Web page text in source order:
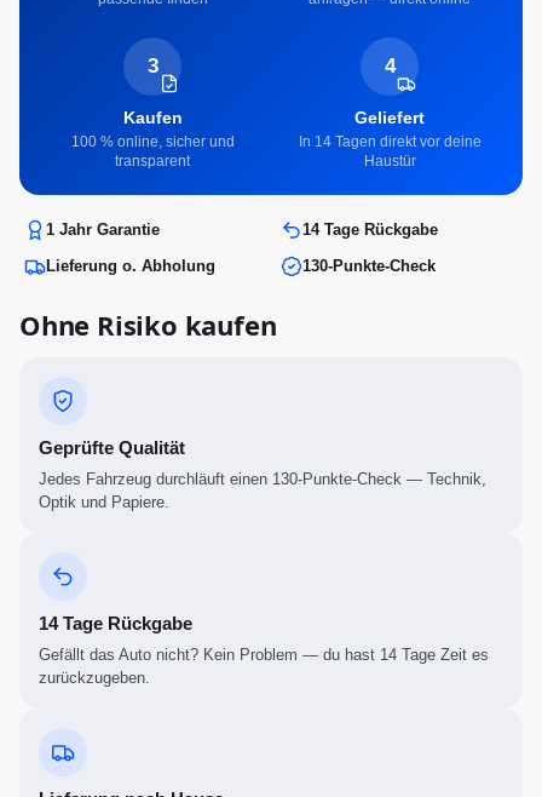
3
Kaufen
100 % online, sicher und
transparent
4
Geliefert
In 14 Tagen direkt vor deine
Haustür
1 Jahr Garantie
14 Tage Rückgabe
Lieferung o. Abholung
130-Punkte-Check
Ohne Risiko kaufen
Geprüfte Qualität
Jedes Fahrzeug durchläuft einen 130-Punkte-Check — Technik,
Optik und Papiere.
14 Tage Rückgabe
Gefällt das Auto nicht? Kein Problem — du hast 14 Tage Zeit es
zurückzugeben.